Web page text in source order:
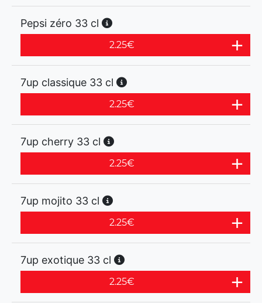
Pepsi zéro 33 cl
2.25€
7up classique 33 cl
2.25€
7up cherry 33 cl
2.25€
7up mojito 33 cl
2.25€
7up exotique 33 cl
2.25€